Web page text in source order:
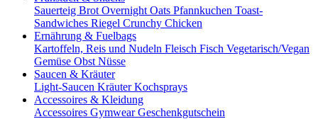
Sauerteig Brot Overnight Oats Pfannkuchen Toast-
Sandwiches Riegel Crunchy Chicken
Ernährung & Fuelbags
Kartoffeln, Reis und Nudeln Fleisch Fisch Vegetarisch/Vegan
Gemüse Obst Nüsse
Saucen & Kräuter
Light-Saucen KräuterKochsprays
Accessoires & Kleidung
Accessoires GymwearGeschenkgutschein